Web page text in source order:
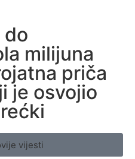
do
milijuna
priča
je osvojio
vijesti